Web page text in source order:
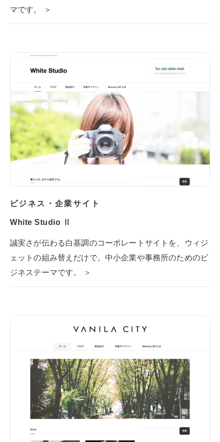
マです。 ＞
ビジネス・企業サイト
White Studio Ⅱ
誠実さが伝わる白基調のコーポレートサイトを、ウィジ
ェットの組み替えだけで。中小企業や事務所のためのビ
ジネステーマです。 ＞